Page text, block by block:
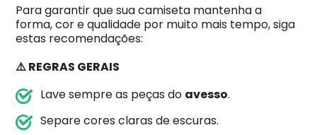
Para garantir que sua camiseta mantenha a
forma, cor e qualidade por muito mais tempo, siga
estas recomendações:
⚠️ REGRAS GERAIS
Lave sempre as peças do avesso.
Separe cores claras de escuras.